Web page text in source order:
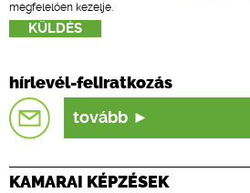
megfelelően kezelje.
hírlevél-feliratkozás
tovább
KAMARAI KÉPZÉSEK